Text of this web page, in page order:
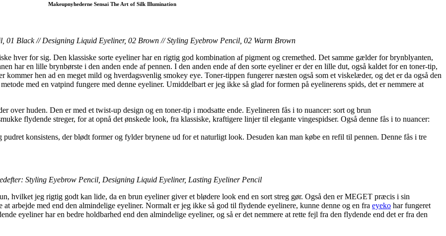
Makeupnyhederne Sensai The Art of Silk Illumination
01 Black // Designing Liquid Eyeliner, 02 Brown // Styling Eyebrow Pencil, 02 Warm Brown
hver for sig. Den klassiske sorte eyeliner har en rigtig god kombination af pigment og cremethed. Det samme gælder for brynblyanten,
har en lille brynbørste i den anden ende af pennen. I den anden ende af den sorte eyeliner er der en lille dut, også kaldet for en toner-tip,
kommer hen ad en meget mild og hverdagsvenlig smokey eye. Toner-tippen fungerer næsten også som et viskelæder, og det er da også den
med en vatpind fungere med denne eyeliner. Umiddelbart er jeg ikke så glad for formen på eyelinerens spids, det er nemmere at
over huden. Den er med et twist-up design og en toner-tip i modsatte ende. Eyelineren fås i to nuancer: sort og brun
flydende streger, for at opnå det ønskede look, fra klassiske, kraftigere linjer til elegante vingespidser. Også denne fås i to nuancer:
konsistens, der blødt former og fylder brynene ud for et naturligt look. Desuden kan man købe en refil til pennen. Denne fås i tre
Styling Eyebrow Pencil, Designing Liquid Eyeliner, Lasting Eyeliner Pencil
hvilket jeg rigtig godt kan lide, da en brun eyeliner giver et blødere look end en sort streg gør. Også den er MEGET præcis i sin
arbejde med end den almindelige eyeliner. Normalt er jeg ikke så god til flydende eyelinere, kunne denne og en fra eyeko har fungeret
eyeliner har en bedre holdbarhed end den almindelige eyeliner, og så er det nemmere at rette fejl fra den flydende end det er fra den